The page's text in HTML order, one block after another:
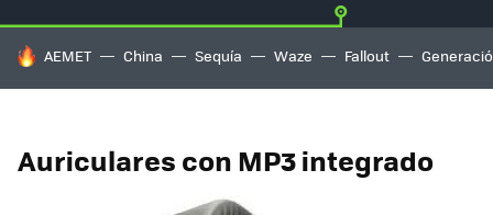
HOY SE HABLA DE
AEMET China Sequía Waze Fallout
Auriculares con MP3 integrado